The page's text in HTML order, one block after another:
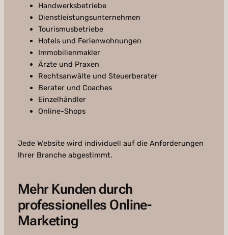
Handwerksbetriebe
Dienstleistungsunternehmen
Tourismusbetriebe
Hotels und Ferienwohnungen
Immobilienmakler
Ärzte und Praxen
Rechtsanwälte und Steuerberater
Berater und Coaches
Einzelhändler
Online-Shops
Jede Website wird individuell auf die Anforderungen
Ihrer Branche abgestimmt.
Mehr Kunden durch
professionelles Online-
Marketing